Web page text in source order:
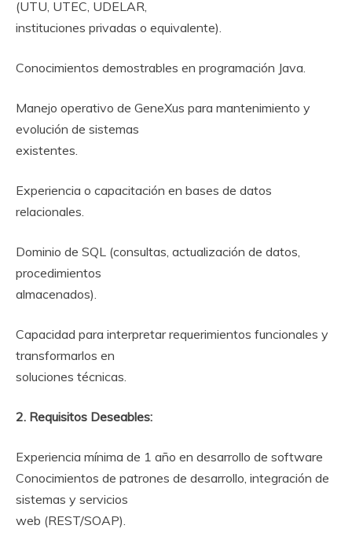
(UTU, UTEC, UDELAR,
instituciones privadas o equivalente).
Conocimientos demostrables en programación Java.
Manejo operativo de GeneXus para mantenimiento y
evolución de sistemas
existentes.
Experiencia o capacitación en bases de datos
relacionales.
Dominio de SQL (consultas, actualización de datos,
procedimientos
almacenados).
Capacidad para interpretar requerimientos funcionales y
transformarlos en
soluciones técnicas.
2. Requisitos Deseables:
Experiencia mínima de 1 año en desarrollo de software
Conocimientos de patrones de desarrollo, integración de
sistemas y servicios
web (REST/SOAP).